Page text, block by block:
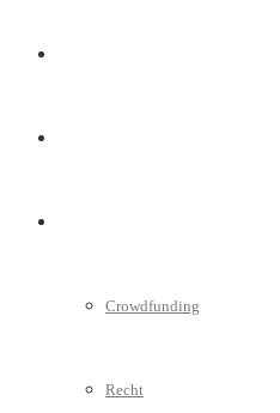
Crowdfunding
Recht